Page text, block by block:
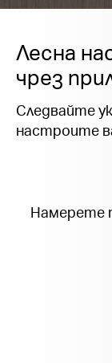
Лесна
чрез
Следвайте
настроите
Намерете